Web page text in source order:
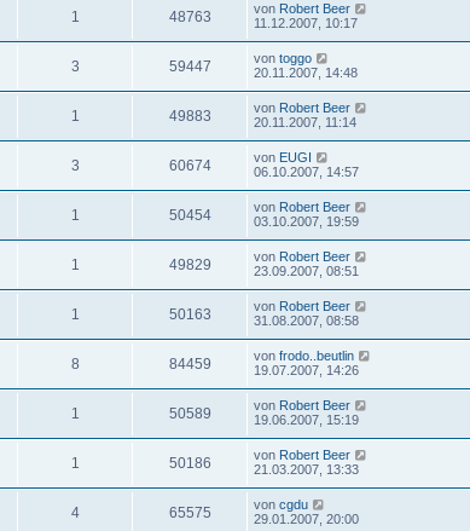
1 48763 von Robert Beer
11.12.2007, 10:17
3 59447 von toggo
20.11.2007, 14:48
1 49883 von Robert Beer
20.11.2007, 11:14
3 60674 von EUGI
06.10.2007, 14:57
1 50454 von Robert Beer
03.10.2007, 19:59
1 49829 von Robert Beer
23.09.2007, 08:51
1 50163 von Robert Beer
31.08.2007, 08:58
8 84459 von frodo..beutlin
19.07.2007, 14:26
1 50589 von Robert Beer
19.06.2007, 15:19
1 50186 von Robert Beer
21.03.2007, 13:33
4 65575 von cgdu
29.01.2007, 20:00